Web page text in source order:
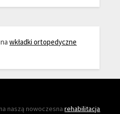
nawkładki ortopedyczne
naszą nowoczesnarehabilitacja